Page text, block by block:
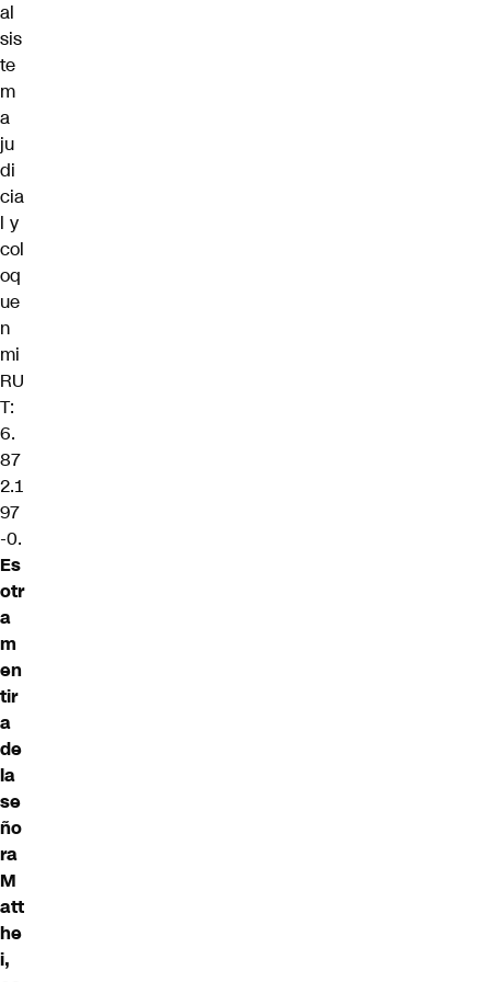
al
sis
te
m
a
ju
di
cia
l y
col
oq
ue
n
mi
RU
T:
6.
87
2.1
97
-0.
Es
otr
a
m
en
tir
a
de
la
se
ño
ra
M
att
he
i,